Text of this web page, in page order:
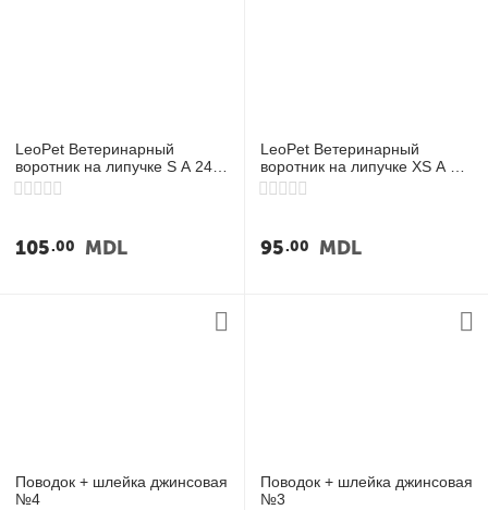
LeoPet Ветеринарный
воротник на липучке S A 24-
29 cm/B 13 cm
105 00 MDL
LeoPet Ветеринарный
воротник на липучке XS A 18-
25 cm/B 11 cm
95 00 MDL
Поводок + шлейка джинсовая
№4
Поводок + шлейка джинсовая
№3